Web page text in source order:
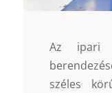
Az ipari
széles